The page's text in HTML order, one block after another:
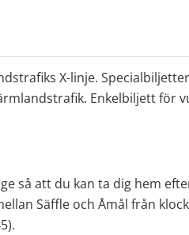
X-linje.
Enkelbiljett för
så att du kan ta dig hem
Säffle och Åmål från